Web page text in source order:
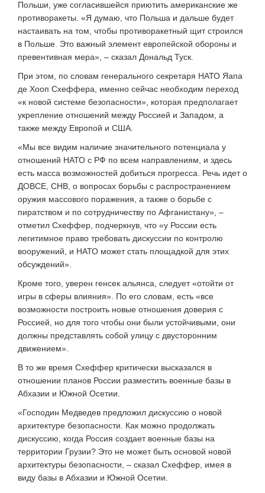
Польши, уже согласившейся приютить американские же
противоракеты. «Я думаю, что Польша и дальше будет
настаивать на том, чтобы противоракетный щит строился
в Польше. Это важный элемент европейской обороны и
превентивная мера», – сказал Дональд Туск.
При этом, по словам генерального секретаря НАТО Яапа
де Хооп Схеффера, именно сейчас необходим переход
«к новой системе безопасности», которая предполагает
укрепление отношений между Россией и Западом, а
также между Европой и США.
«Мы все видим наличие значительного потенциала у
отношений НАТО с РФ по всем направлениям, и здесь
есть масса возможностей добиться прогресса. Речь идет о
ДОВСЕ, СНВ, о вопросах борьбы с распространением
оружия массового поражения, а также о борьбе с
пиратством и по сотрудничеству по Афганистану», –
отметил Схеффер, подчеркнув, что «у России есть
легитимное право требовать дискуссии по контролю
вооружений, и НАТО может стать площадкой для этих
обсуждений».
Кроме того, уверен генсек альянса, следует «отойти от
игры в сферы влияния». По его словам, есть «все
возможности построить новые отношения доверия с
Россией, но для того чтобы они были устойчивыми, они
должны представлять собой улицу с двусторонним
движением».
В то же время Схеффер критически высказался в
отношении планов России разместить военные базы в
Абхазии и Южной Осетии.
«Господин Медведев предложил дискуссию о новой
архитектуре безопасности. Как можно продолжать
дискуссию, когда Россия создает военные базы на
территории Грузии? Это не может быть основой новой
архитектуры безопасности, – сказал Схеффер, имея в
виду базы в Абхазии и Южной Осетии.